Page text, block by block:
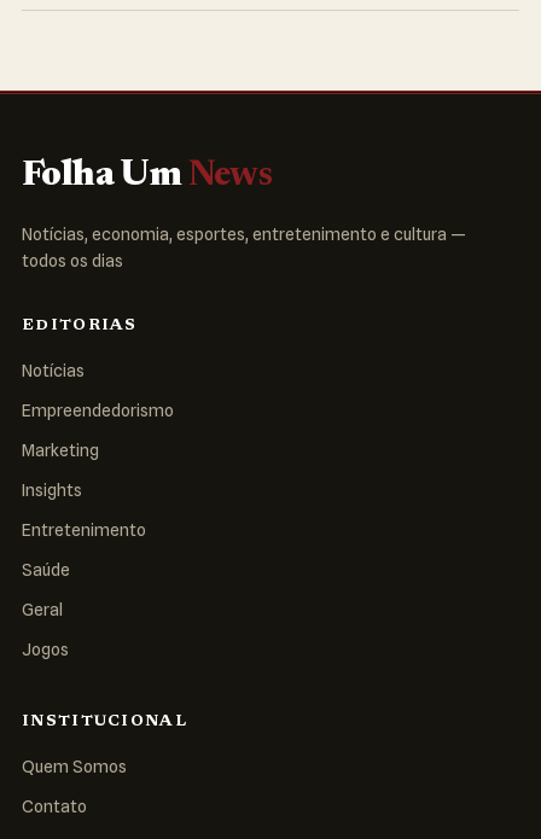
Folha Um News
Notícias, economia, esportes, entretenimento e cultura —
todos os dias
EDITORIAS
Notícias
Empreendedorismo
Marketing
Insights
Entretenimento
Saúde
Geral
Jogos
INSTITUCIONAL
Quem Somos
Contato